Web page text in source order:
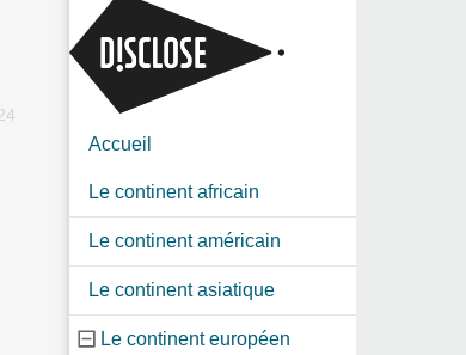
Accueil
Le continent africain
Le continent américain
Le continent asiatique
Le continent européen